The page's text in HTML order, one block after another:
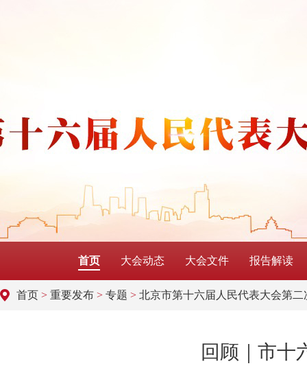
首页 大会动态 大会文件 报告解读
首页 > 重要发布 > 专题 > 北京市第十六届人民代表大会第二
回顾｜市十